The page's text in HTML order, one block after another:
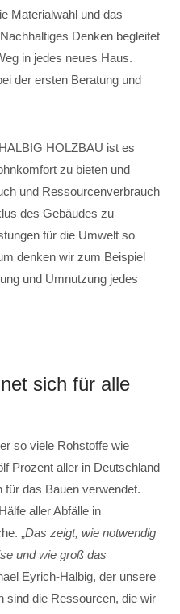
Materialwahl und das
Denken begleitet
in jedes neues Haus.
der ersten Beratung und
HOLZBAU ist es
zu bieten und
und Ressourcenverbrauch
des Gebäudes zu
für die Umwelt so
denken wir zum Beispiel
und Umnutzung jedes
sich für alle
so viele Rohstoffe wie
Prozent aller in Deutschland
das Bauen verwendet.
aller Abfälle in
„Das zeigt, wie notwendig
und wie groß das
Eyrich-Halbig, der unsere
sind die Ressourcen, die wir